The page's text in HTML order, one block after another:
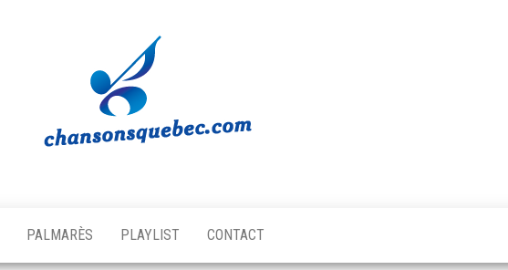
Québec
musicale
québécoise!
PALMARÈS PLAYLIST CONTACT